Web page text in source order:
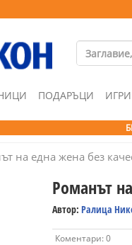
ПОДАРЪЦИ ИГРИ
на една жена без
Романът
Автор: Ралица
Коментари: 0